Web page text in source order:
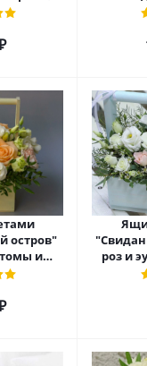
остров"
и
7754
роз и